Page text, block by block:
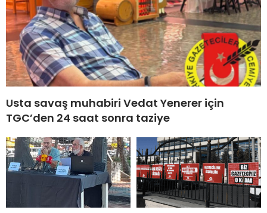
Usta savaş muhabiri Vedat Yenerer için
TGC’den 24 saat sonra taziye